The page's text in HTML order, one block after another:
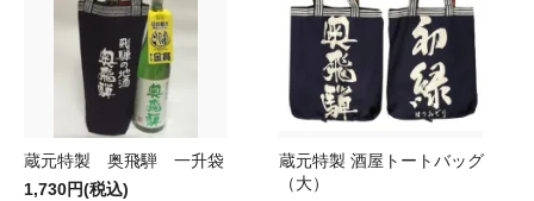
蔵元特製 奥飛騨 一升袋
1,730円(税込)
蔵元特製 酒屋トートバッグ
（大）